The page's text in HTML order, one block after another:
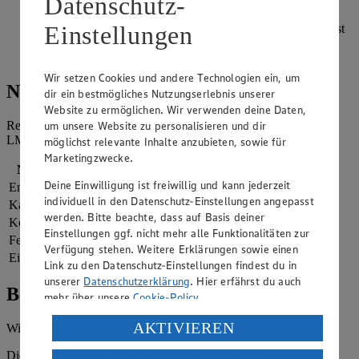
beschichteten Pfanne ohne Zugabe von Öl von allen Seiten
erwärmen bzw. toasten - dabei die Seite mit dem Käse zuerst
in die Pfanne legen und am besten 3-4 Burritos gleichzeitig
Nährwerte
Referenzmenge für einen durchschnittlichen Erwachsenen laut
LMIV (8.400 kJ/2.000 kcal).
Nährwerte
Energie
971 kj (12 %)
Kalorien
232 kcal (12 %)
Kohlenhydrate 16 g
Fett
14 g
Eiweiß
12 g
Bewertung
Wie hat es dir geschmeckt?
Die Bewertung wird automatisch gespeichert
Einstellungen
Wir setzen Cookies und andere Technologien ein, um
dir ein bestmögliches Nutzungserlebnis unserer
Website zu ermöglichen. Wir verwenden deine Daten,
um unsere Website zu personalisieren und dir
möglichst relevante Inhalte anzubieten, sowie für
Marketingzwecke.
Deine Einwilligung ist freiwillig und kann jederzeit
individuell in den Datenschutz-Einstellungen angepasst
werden. Bitte beachte, dass auf Basis deiner
Einstellungen ggf. nicht mehr alle Funktionalitäten zur
Verfügung stehen. Weitere Erklärungen sowie einen
Link zu den Datenschutz-Einstellungen findest du in
unserer Datenschutzerklärung. Hier erfährst du auch
mehr über unsereCookie-Policy.
Verarbeitung deiner personenbezogenen Daten in den
USA durch Facebook und YouTube:
AKTIVIEREN